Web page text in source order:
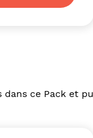
ce Pack et